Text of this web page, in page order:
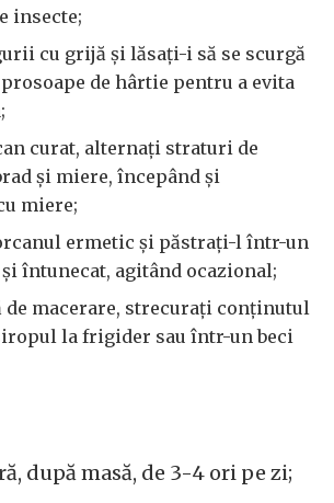
insecte;
cu grijă și lăsați-i să se scurgă
de hârtie pentru a evita
curat, alternați straturi de
și miere, începând și
miere;
ermetic și păstrați-l într-un
întunecat, agitând ocazional;
de macerare, strecurați conținutul
la frigider sau într-un beci
după masă, de 3-4 ori pe zi;